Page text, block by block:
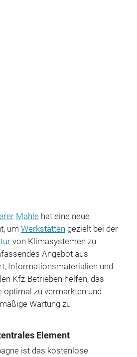
Mahlehat eine neue
um Werkstätten gezielt bei der
von Klimasystemen zu
Angebot aus
Informationsmaterialien und
Kfz-Betrieben helfen, das
optimal zu vermarkten und
Wartung zu
Element
ist das kostenlose